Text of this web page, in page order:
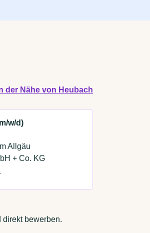
der Nähe von Heubach
w/d)
Allgäu
+ Co. KG
bewerben.